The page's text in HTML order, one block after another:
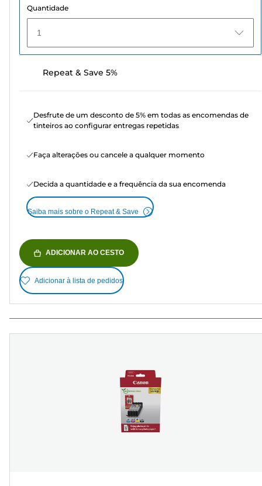
Quantidade
1
Repeat & Save 5%
Desfrute de um desconto de 5% em todas as encomendas de
tinteiros ao configurar entregas repetidas
Faça alterações ou cancele a qualquer momento
Decida a quantidade e a frequência da sua encomenda
Saiba mais sobre o Repeat & Save
ADICIONAR AO CESTO
Adicionar à lista de pedidos